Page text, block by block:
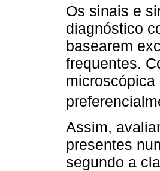
Os sinais e
diagnóstico
basearem
frequentes.
microscópica
Assim,
presentes
segundo a